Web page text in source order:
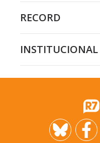
RECORD
INSTITUCIONAL